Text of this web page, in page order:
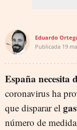
Eduardo
Publicada 19
España necesita
coronavirus ha
que disparar el
número de